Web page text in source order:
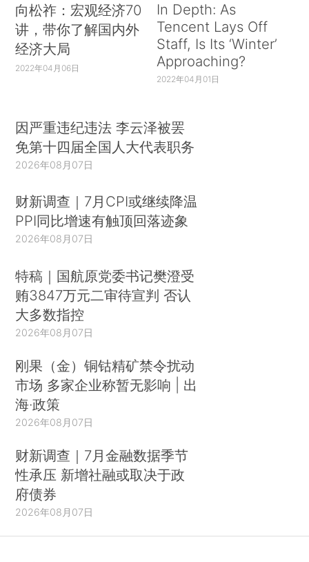
向松祚：宏观经济70
讲，带你了解国内外
经济大局
2022年04月06日
In Depth: As
Tencent Lays Off
Staff, Is Its ‘Winter’
Approaching?
2022年04月01日
因严重违纪违法 李云泽被罢
免第十四届全国人大代表职务
2026年08月07日
财新调查｜7月CPI或继续降温
PPI同比增速有触顶回落迹象
2026年08月07日
特稿｜国航原党委书记樊澄受
贿3847万元二审待宣判 否认
大多数指控
2026年08月07日
刚果（金）铜钴精矿禁令扰动
市场 多家企业称暂无影响 | 出
海·政策
2026年08月07日
财新调查｜7月金融数据季节
性承压 新增社融或取决于政
府债券
2026年08月07日